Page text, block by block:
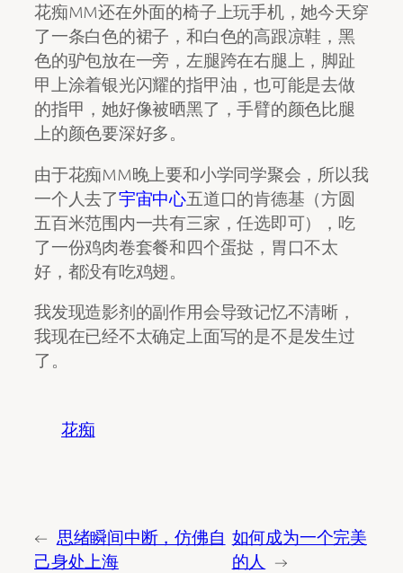
花痴MM还在外面的椅子上玩手机，她今天穿
了一条白色的裙子，和白色的高跟凉鞋，黑
色的驴包放在一旁，左腿跨在右腿上，脚趾
甲上涂着银光闪耀的指甲油，也可能是去做
的指甲，她好像被晒黑了，手臂的颜色比腿
上的颜色要深好多。
由于花痴MM晚上要和小学同学聚会，所以我
一个人去了宇宙中心五道口的肯德基（方圆
五百米范围内一共有三家，任选即可），吃
了一份鸡肉卷套餐和四个蛋挞，胃口不太
好，都没有吃鸡翅。
我发现造影剂的副作用会导致记忆不清晰，
我现在已经不太确定上面写的是不是发生过
了。
花痴
← 思绪瞬间中断，仿佛自
己身处上海
如何成为一个完美
的人
→